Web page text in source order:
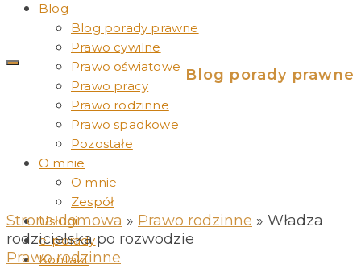
Blog
Blog porady prawne
Prawo cywilne
Prawo oświatowe
Prawo pracy
Prawo rodzinne
Prawo spadkowe
Pozostałe
O mnie
O mnie
Zespół
Usługi
e-porady
Kontakt
Blog porady prawne
Strona domowa » Prawo rodzinne » Władza
rodzicielska po rozwodzie
Prawo rodzinne